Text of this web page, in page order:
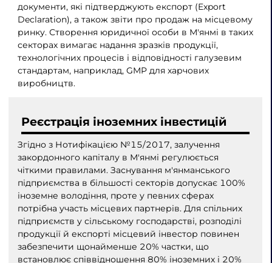
документи, які підтверджують експорт (Export
Declaration), а також звіти про продаж на місцевому
ринку. Створення юридичної особи в М'янмі в таких
секторах вимагає надання зразків продукції,
технологічних процесів і відповідності галузевим
стандартам, наприклад, GMP для харчових
виробництв.
Реєстрація іноземних інвестицій
Згідно з Нотифікацією №15/2017, залучення
закордонного капіталу в М'янмі регулюється
чіткими правилами. Заснування м'янманського
підприємства в більшості секторів допускає 100%
іноземне володіння, проте у певних сферах
потрібна участь місцевих партнерів. Для спільних
підприємств у сільському господарстві, розподілі
продукції й експорті місцевий інвестор повинен
забезпечити щонайменше 20% частки, що
встановлює співвідношення 80% іноземних і 20%